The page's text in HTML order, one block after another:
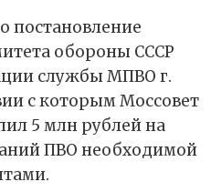
постановление
обороны СССР
службы MПВО г.
с которым Моссовет
5 млн рублей на
ПВО необходимой